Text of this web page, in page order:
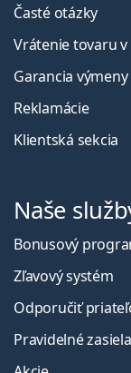
Časté otázky
Vrátenie tovaru
Garancia
Reklamácie
Klientská sekcia
Naše
Bonusový
Zľavový systém
Odporučiť
Pravidelné